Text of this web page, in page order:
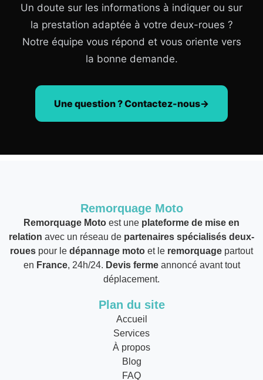
Un doute sur les informations à indiquer ou sur
la prestation adaptée à votre deux-roues ?
Notre équipe vous répond et vous oriente vers
la bonne demande.
Une question ? Contactez-nous
Remorquage Moto
Remorquage Moto est une plateforme de mise en
relation avec un réseau de partenaires spécialisés deux-
roues pour le dépannage moto et le remorquage partout
en France, 24h/24. Devis fermeannoncé avant tout
déplacement.
Plan du site
Accueil
Services
À propos
Blog
FAQ